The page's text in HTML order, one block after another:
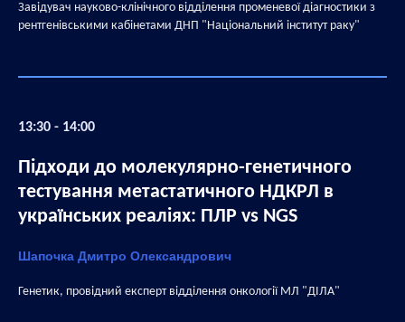
Завідувач науково-клінічного відділення променевої діагностики з
рентгенівськими кабінетами ДНП "Національний інститут раку"
13:30 - 14:00
Підходи до молекулярно-генетичного
тестування метастатичного НДКРЛ в
українських реаліях: ПЛР vs NGS
Шапочка Дмитро Олександрович
Генетик, провідний експерт відділення онкології МЛ "ДІЛА"